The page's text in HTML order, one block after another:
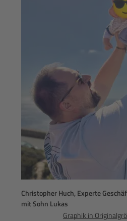
Christopher Huch, Experte
mit Sohn Lukas
Graphik in